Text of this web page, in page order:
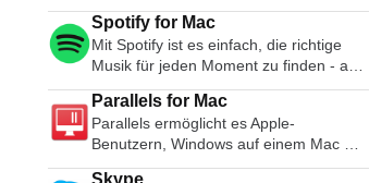
Desktop-Zugriff mit anderen über das
Internet teilen möchten. Früher ein
Werkzeug, das hauptsächlich von
Technikern zur Behebung von
Problemen auf Host-Computern
verwendet wurde, wird TeamViewer
heute von Millionen von Anwendern
genutzt, um Bildschirme gemeinsam zu
nutzen, auf entfernte Computer
Spotify for Mac
Mit Spotify ist es einfach, die richtige
Musik für jeden Moment zu finden - auf
Ihrem Telefon, Ihrem Computer, Ihrem
Tablet und mehr. Es gibt Millionen von
Spuren auf Spotify. Ob Sie nun
trainieren, feiern oder entspannen, die
richtige Musik ist immer zur Hand.
Parallels for Mac
Parallels ermöglicht es Apple-
Benutzern, Windows auf einem Mac OS
X-Computer auszuführen. Die Software
Skype